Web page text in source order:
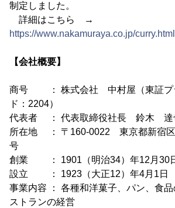
制定しました。
詳細はこちら →
https://www.nakamuraya.co.jp/curry.html
【会社概要】
商号 ： 株式会社 中村屋（東証プ
ド：2204）
代表者 ： 代表取締役社長 鈴木 達
所在地 ： 〒160-0022 東京都新宿区
号
創業 ： 1901（明治34）年12月30
設立 ： 1923（大正12）年4月1日
事業内容 ： 各種和洋菓子、パン、食
ストランの経営